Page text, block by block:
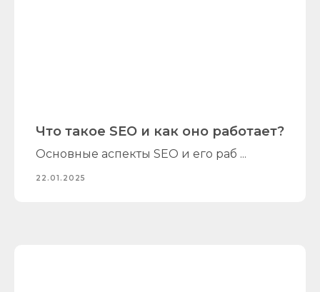
Что такое SEO и как оно работает?
Основные аспекты SEO и его раб ...
22.01.2025